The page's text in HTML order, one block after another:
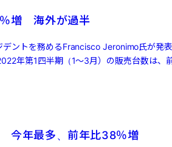
％増 海外が過半
ントを務めるFrancisco Jeronimo氏が発
年第1四半期（1～3月）の販売台数は、
今年最多、前年比38％増